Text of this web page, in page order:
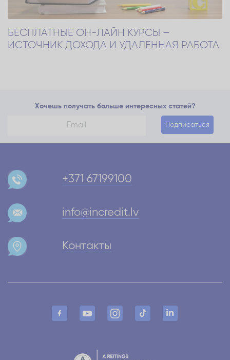
БЕСПЛАТНЫЕ ОН-ЛАЙН КУРСЫ –
ИСТОЧНИК ДОХОДА И УДАЛЕННАЯ РАБОТА
Хочешь получать больше интересных статей?
Подписаться
+371 67199100
info@incredit.lv
Контакты